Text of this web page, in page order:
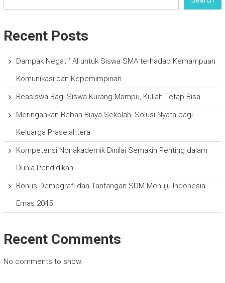
Recent Posts
Dampak Negatif AI untuk Siswa SMA terhadap Kemampuan
Komunikasi dan Kepemimpinan
Beasiswa Bagi Siswa Kurang Mampu, Kuliah Tetap Bisa
Meringankan Beban Biaya Sekolah: Solusi Nyata bagi
Keluarga Prasejahtera
Kompetensi Nonakademik Dinilai Semakin Penting dalam
Dunia Pendidikan
Bonus Demografi dan Tantangan SDM Menuju Indonesia
Emas 2045
Recent Comments
No comments to show.